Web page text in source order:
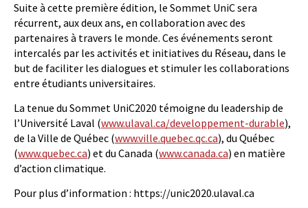
Suite à cette première édition, le Sommet UniC sera
récurrent, aux deux ans, en collaboration avec des
partenaires à travers le monde. Ces événements seront
intercalés par les activités et initiatives du Réseau, dans le
but de faciliter les dialogues et stimuler les collaborations
entre étudiants universitaires.
La tenue du Sommet UniC2020 témoigne du leadership de
l’Université Laval (www.ulaval.ca/developpement-­durable),
de la Ville de Québec (www.ville.quebec.qc.ca), du Québec
(www.quebec.ca) et du Canada (www.canada.ca) en matière
d’action climatique.
Pour plus d’information : https://unic2020.ulaval.ca